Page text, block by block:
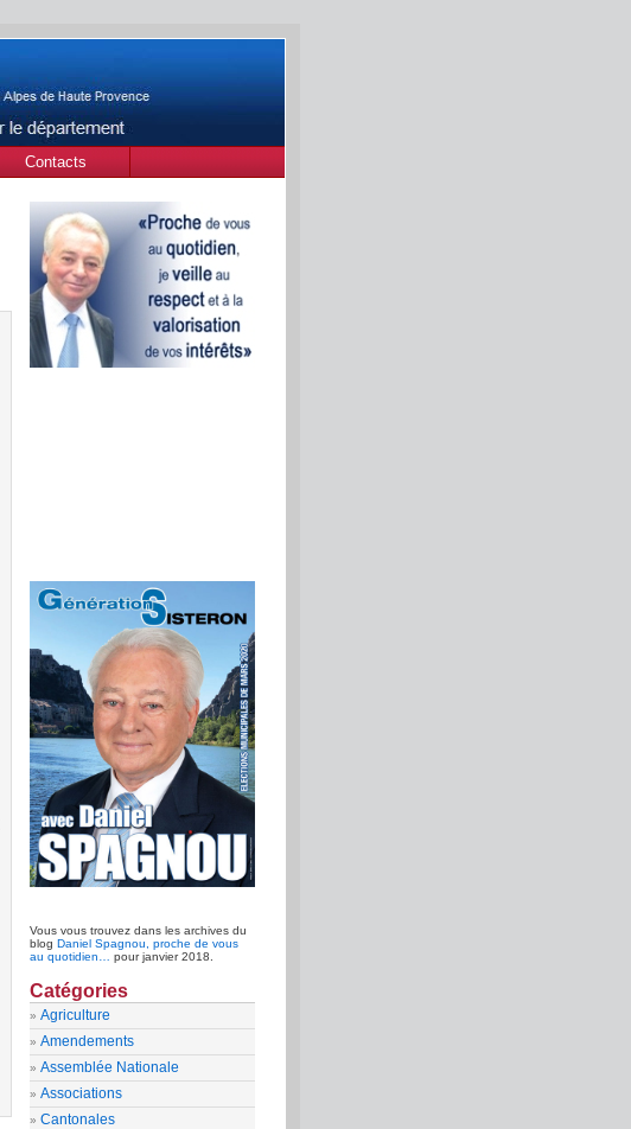
Contacts
Vous vous trouvez dans les archives du
blog Daniel Spagnou, proche de vous
au quotidien…
pour janvier 2018.
Catégories
Agriculture
Amendements
Assemblée Nationale
Associations
Cantonales